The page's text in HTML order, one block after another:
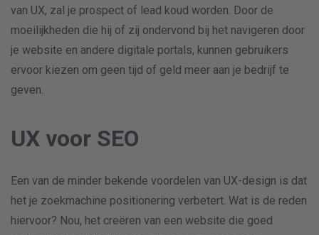
van UX, zal je prospect of lead koud worden. Door de
moeilijkheden die hij of zij ondervond bij het navigeren door
je website en andere digitale portals, kunnen gebruikers
ervoor kiezen om geen tijd of geld meer aan je bedrijf te
geven.
UX voor SEO
Een van de minder bekende voordelen van UX-design is dat
het je zoekmachine positionering verbetert. Wat is de reden
hiervoor? Nou, het creëren van een website die goed